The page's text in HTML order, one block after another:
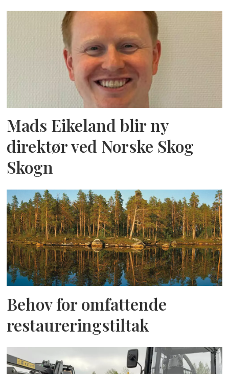
Mads Eikeland blir ny
direktør ved Norske Skog
Skogn
Behov for omfattende
restaureringstiltak